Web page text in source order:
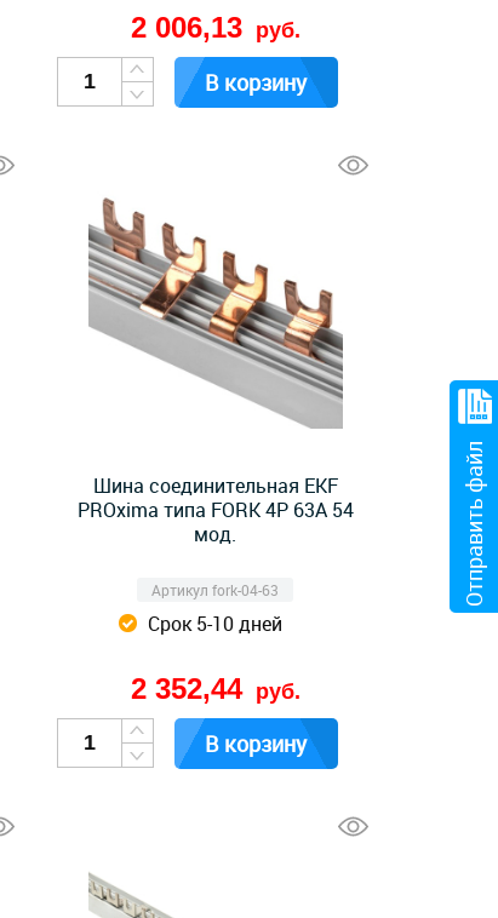
2 006,13 руб.
В корзину
Шина соединительная EKF
PROxima типа FORK 4P 63А 54
мод.
Артикул fork-04-63
Срок 5-10 дней
2 352,44 руб.
В корзину
Отправить файл